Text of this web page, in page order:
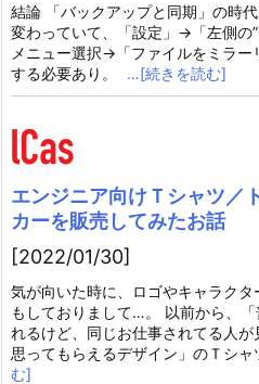
結論 「バックアップと同期」の時
変わっていて、「設定」→「左側の
メニュー選択→「ファイルをミラー
する必要あり。
…[続きを読む]
エンジニア向けＴシャツ／
カーを販売してみたお話
[2022/01/30]
気が向いた時に、ロゴやキャラク
もしておりまして…。 以前から、
れるけど、同じお仕事されてる人が
思ってもらえるデザイン」のＴシャ
む]